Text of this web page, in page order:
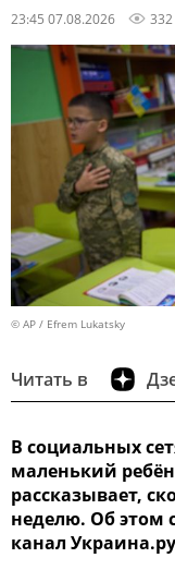
23:45 07.08.2026 332
© AP / Efrem Lukatsky
Читать в
В социальных
маленький
рассказывает,
неделю. Об этом
канал Украина.ру